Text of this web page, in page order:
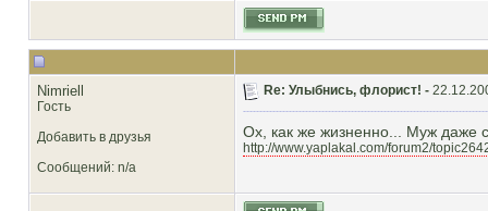
Nimriell
Гость
Добавить в друзья
Сообщений: n/a
Re: Улыбнись, флорист! -
Ох, как же жизненно... Муж даже
http://www.yaplakal.com/forum2/